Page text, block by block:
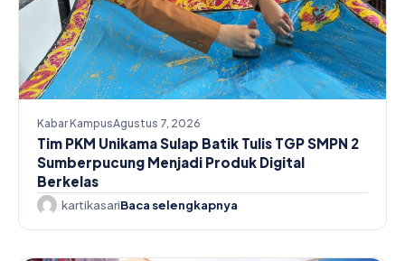
Kabar KampusAgustus 7, 2026
Tim PKM Unikama Sulap Batik Tulis TGP SMPN 2
Sumberpucung Menjadi Produk Digital
Berkelas
kartikasariBaca selengkapnya